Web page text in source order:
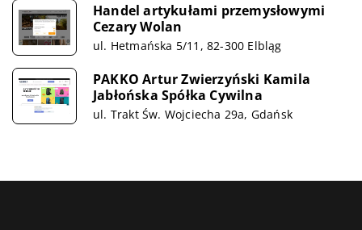
Handel artykułami przemysłowymi
Cezary Wolan
ul. Hetmańska 5/11, 82-300 Elbląg
PAKKO Artur Zwierzyński Kamila
Jabłońska Spółka Cywilna
ul. Trakt Św. Wojciecha 29a, Gdańsk